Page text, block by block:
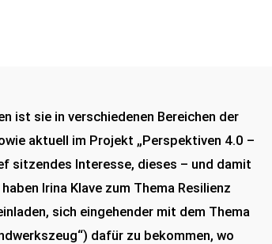
ist sie in verschiedenen Bereichen der
aktuell im Projekt „Perspektiven 4.0 –
sitzendes Interesse, dieses – und damit
Irina Klave zum Thema Resilienz
sich eingehender mit dem Thema
dafür zu bekommen, wo